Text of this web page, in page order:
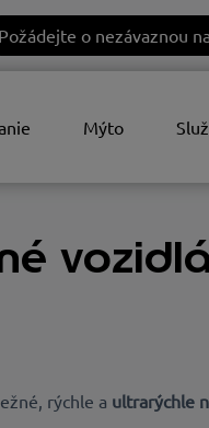
Požádejte o nezávaznou
Mýto
rýchle a ultrarýchle